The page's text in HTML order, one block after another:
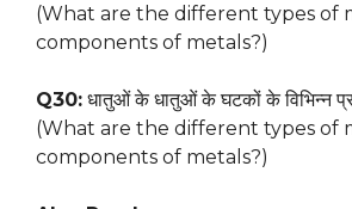
(What are the different types of
components of metals?)
Q30: धातुओं के धातुओं के घटकों के विभिन्न
(What are the different types of
components of metals?)